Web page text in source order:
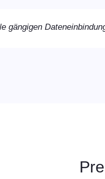
gängigen